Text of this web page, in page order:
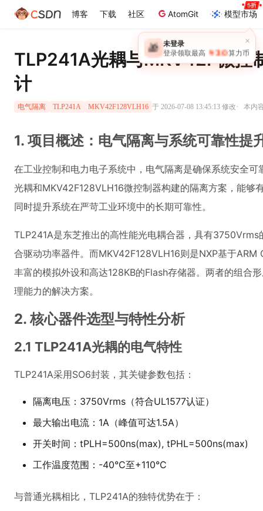
博客 下载 社区 AtomGit 模型市场
×
🎁 未登录
登录领取最高 ￥30 算力币
TLP241A光耦与MKV42F微控
计
电气隔离 TLP241A MKV42F128VLH16 于 2026-07-08 13:45:13 修改· 本内
1. 项目概述：电气隔离与系统可靠性提
在工业控制和电力电子系统中，电气隔离是确保系统安全
光耦和MKV42F128VLH16微控制器构建的隔离方案，能够
同时提升系统在严苛工业环境中的长期可靠性。
TLP241A是东芝推出的高性能光电耦合器，具有
合驱动功率器件。而MKV42F128VLH16则是NXP基于
丰富的模拟外设和高达128KB的Flash存储器。两者的组合
理能力的解决方案。
2. 核心器件选型与特性分析
2.1 TLP241A光耦的电气特性
TLP241A采用SO6封装，其关键参数包括：
隔离电压：3750Vrms（符合UL1577认证）
最大输出电流：1A（峰值可达1.5A）
开关时间：tPLH=500ns(max), tPHL=500ns(max)
工作温度范围：-40°C至+110°C
与普通光耦相比，TLP241A的独特优势在于：